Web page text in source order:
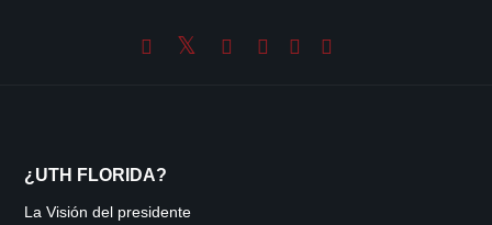
¿UTH FLORIDA?
La Visión del presidente